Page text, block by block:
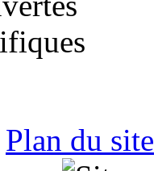
Plan du site